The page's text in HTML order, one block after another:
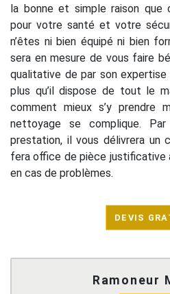
la bonne et simple raison que
pour votre santé et votre
n’êtes ni bien équipé ni bien
sera en mesure de vous faire
qualitative de par son expertise
plus qu’il dispose de tout le
comment mieux s’y prendre
nettoyage se complique.
prestation, il vous délivrera un
fera office de pièce justificative
en cas de problèmes.
DEVIS
Ramoneur